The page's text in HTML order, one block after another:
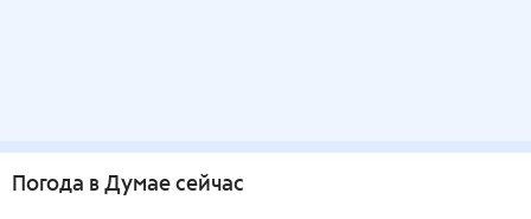
Погода в Думае сейчас